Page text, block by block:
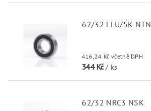
62/32 LLU/5K NTN
416,24 Kč včetně DPH
344 Kč/ ks
62/32 NRC3 NSK